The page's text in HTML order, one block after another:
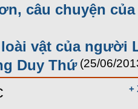
câu chuyện
vật của người
Duy Thứ (25/06/
+